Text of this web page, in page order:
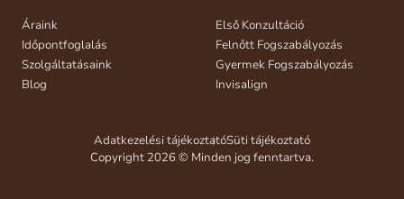
Áraink
Időpontfoglalás
Szolgáltatásaink
Blog
Első Konzultáció
Felnőtt Fogszabályozás
Gyermek Fogszabályozás
Invisalign
Adatkezelési tájékoztatóSüti tájékoztató
Copyright 2026 © Minden jog fenntartva.